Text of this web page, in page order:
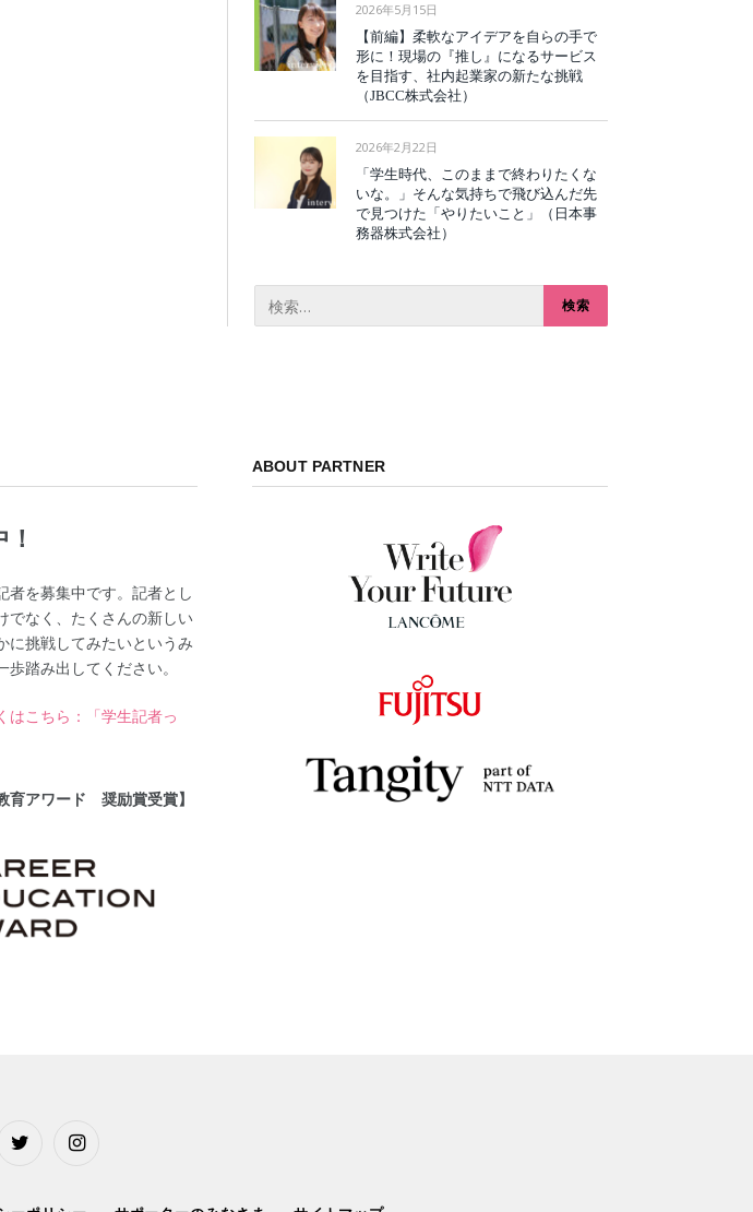
2026年5月15日
【前編】柔軟なアイデアを自らの手で
形に！現場の『推し』になるサービス
を目指す、社内起業家の新たな挑戦
（JBCC株式会社）
2026年2月22日
「学生時代、このままで終わりたくな
いな。」そんな気持ちで飛び込んだ先
で見つけた「やりたいこと」（日本事
務器株式会社）
者を募集中です。記者とし
でなく、たくさんの新しい
に挑戦してみたいというみ
踏み出してください。
はこちら：「学生記者っ
育アワード 奨励賞受賞】
ABOUT PARTNER
Twitter Instagram